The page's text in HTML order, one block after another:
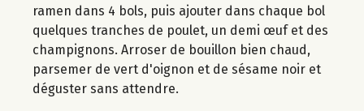
ramen dans 4 bols, puis ajouter dans chaque bol
quelques tranches de poulet, un demi œuf et des
champignons. Arroser de bouillon bien chaud,
parsemer de vert d'oignon et de sésame noir et
déguster sans attendre.